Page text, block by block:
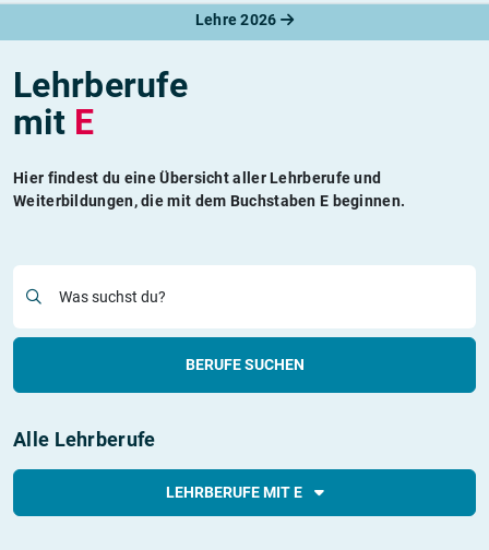
Lehre 2026
Lehrberufe
mit E
Hier findest du eine Übersicht aller Lehrberufe und
Weiterbildungen, die mit dem Buchstaben E beginnen.
Was suchst du?
BERUFE SUCHEN
Alle Lehrberufe
LEHRBERUFE MIT E